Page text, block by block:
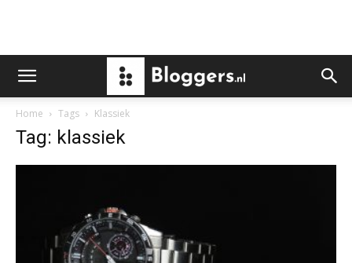
Home Tags Klassiek
Tag: klassiek